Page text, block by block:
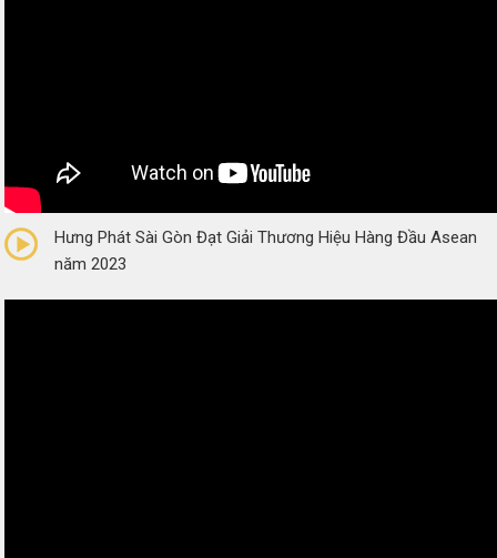
(0 Reviews)
Hưng Phát Sài Gòn Đạt Giải Thương Hiệu Hàng Đầu Asean
năm 2023